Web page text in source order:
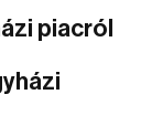
piacról